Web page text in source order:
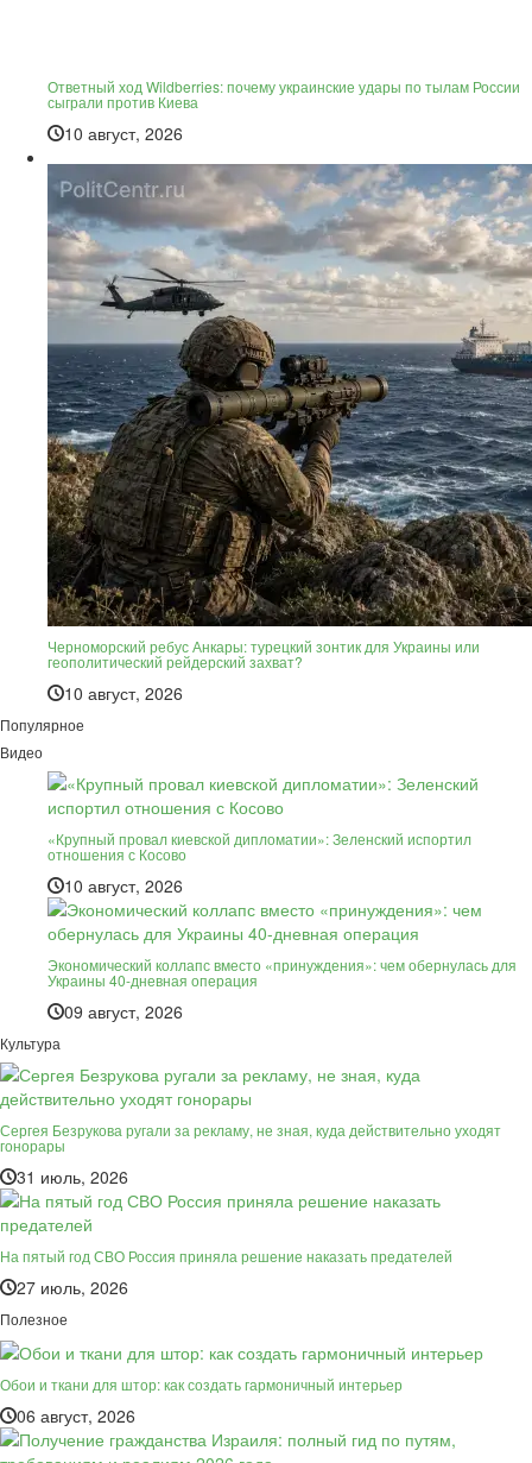
Ответный ход Wildberries: почему украинские удары по тылам России
сыграли против Киева
10 август, 2026
Черноморский ребус Анкары: турецкий зонтик для Украины или
геополитический рейдерский захват?
10 август, 2026
Популярное
Видео
«Крупный провал киевской дипломатии»: Зеленский испортил
отношения с Косово
10 август, 2026
Экономический коллапс вместо «принуждения»: чем обернулась для
Украины 40-дневная операция
09 август, 2026
Культура
Сергея Безрукова ругали за рекламу, не зная, куда действительно уходят
гонорары
31 июль, 2026
На пятый год СВО Россия приняла решение наказать предателей
27 июль, 2026
Полезное
Обои и ткани для штор: как создать гармоничный интерьер
06 август, 2026